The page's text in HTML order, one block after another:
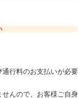
行料のお支払いが必要
んので、お客様ご自身